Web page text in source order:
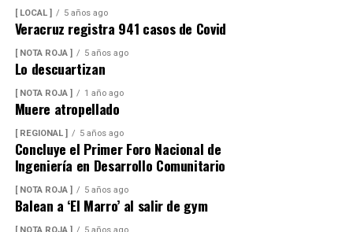
[ LOCAL ] 5 años ago
Veracruz registra 941 casos de Covid
[ NOTA ROJA ] 5 años ago
Lo descuartizan
[ NOTA ROJA ] 1 año ago
Muere atropellado
[ REGIONAL ] 5 años ago
Concluye el Primer Foro Nacional de
Ingeniería en Desarrollo Comunitario
[ NOTA ROJA ] 5 años ago
Balean a ‘El Marro’ al salir de gym